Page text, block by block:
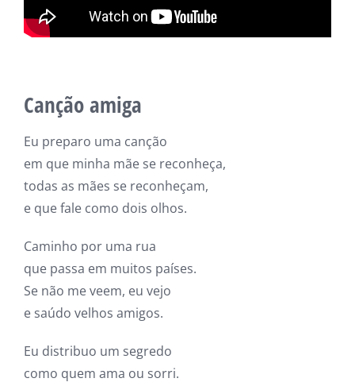
Canção amiga
Eu preparo uma canção
em que minha mãe se reconheça,
todas as mães se reconheçam,
e que fale como dois olhos.
Caminho por uma rua
que passa em muitos países.
Se não me veem, eu vejo
e saúdo velhos amigos.
Eu distribuo um segredo
como quem ama ou sorri.